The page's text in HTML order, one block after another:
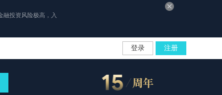
融投资风险极高，入
登录 注册